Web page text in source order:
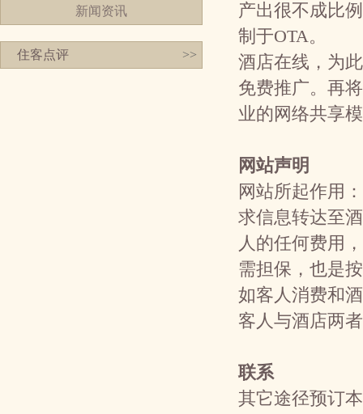
新闻资讯
住客点评 >>
产出很不成比
制于OTA。
酒店在线，为
免费推广。再
业的网络共享
网站声明
网站所起作用
求信息转达至
人的任何费用
需担保，也是
如客人消费和
客人与酒店两
联系
其它途径预订